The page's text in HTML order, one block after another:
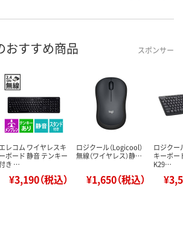
おすすめ商品 スポンサー
エレコム ワイヤレスキ
ーボード 静音 テンキー
き …
¥3,190（税込）
ロジクール（Logicool）
無線（ワイヤレス）静…
¥1,650（税込）
ロジクー
キーボー
K29…